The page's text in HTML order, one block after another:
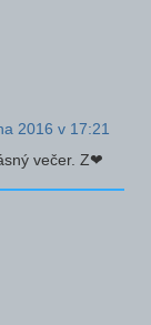
2016 v 17:21
večer. Z❤